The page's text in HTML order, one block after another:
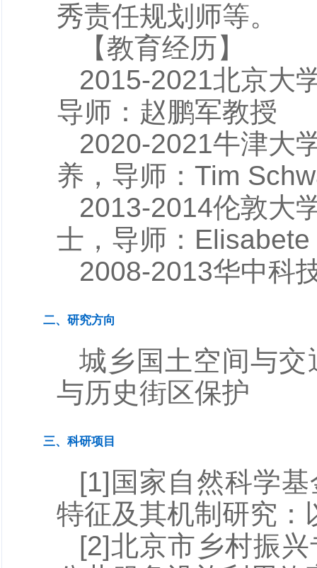
秀责任规划师等。
【教育经历】
2015-2021北京大
导师：赵鹏军教授
2020-2021牛津大
养，导师：Tim
2013-2014伦敦大
士，导师：
2008-2013华中科
二、研究方向
城乡国土空间与
与历史街区保护
三、科研项目
[1]国家自然科学
特征及其机制研究
[2]北京市乡村振